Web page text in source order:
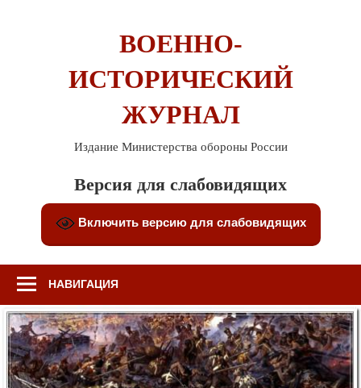
ВОЕННО-
ИСТОРИЧЕСКИЙ
ЖУРНАЛ
Издание Министерства обороны России
Версия для слабовидящих
Включить версию для слабовидящих
НАВИГАЦИЯ